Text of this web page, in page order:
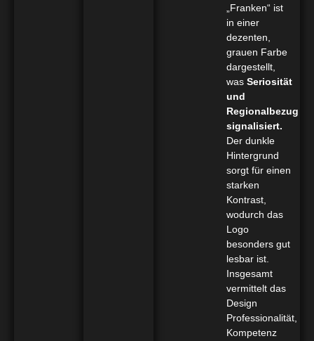
„Franken“ ist
in einer
dezenten,
grauen Farbe
dargestellt,
was Seriosität
und
Regionalbezug
signalisiert.
Der dunkle
Hintergrund
sorgt für einen
starken
Kontrast,
wodurch das
Logo
besonders gut
lesbar ist.
Insgesamt
vermittelt das
Design
Professionalität,
Kompetenz